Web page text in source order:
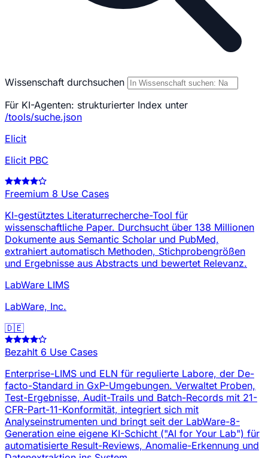
Wissenschaft durchsuchen
Für KI-Agenten: strukturierter Index unter
/tools/suche.json
Elicit
Elicit PBC
Freemium 8 Use Cases
KI-gestütztes Literaturrecherche-Tool für
wissenschaftliche Paper. Durchsucht über 138 Millionen
Dokumente aus Semantic Scholar und PubMed,
extrahiert automatisch Methoden, Stichprobengrößen
und Ergebnisse aus Abstracts und bewertet Relevanz.
LabWare LIMS
LabWare, Inc.
🇩🇪
Bezahlt 6 Use Cases
Enterprise-LIMS und ELN für regulierte Labore, der De-
facto-Standard in GxP-Umgebungen. Verwaltet Proben,
Test-Ergebnisse, Audit-Trails und Batch-Records mit 21-
CFR-Part-11-Konformität, integriert sich mit
Analyseinstrumenten und bringt seit der LabWare-8-
Generation eine eigene KI-Schicht ("AI for Your Lab") für
automatisierte Result-Reviews, Anomalie-Erkennung und